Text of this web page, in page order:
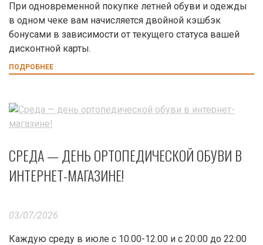
При одновременной покупке летней обуви и одежды
в одном чеке вам начисляется двойной кэшбэк
бонусами в зависимости от текущего статуса вашей
дисконтной карты.
ПОДРОБНЕЕ
СРЕДА — ДЕНЬ ОРТОПЕДИЧЕСКОЙ ОБУВИ В
ИНТЕРНЕТ-МАГАЗИНЕ!
03/07/2026
Каждую среду в июле с 10.00-12.00 и с 20:00 до 22:00